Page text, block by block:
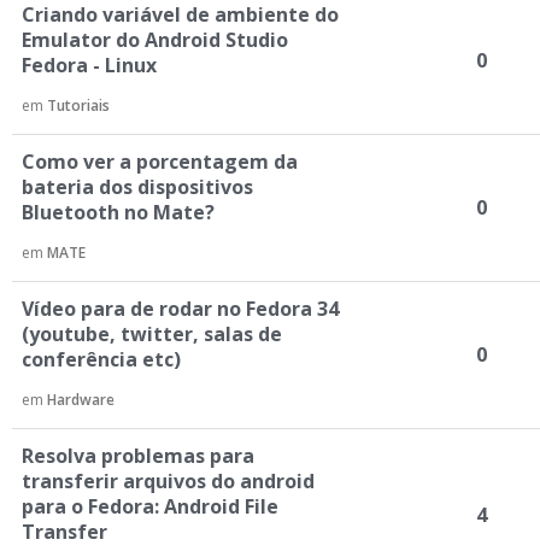
Criando variável de ambiente do
Emulator do Android Studio
Fedora - Linux
em Tutoriais
0
Como ver a porcentagem da
bateria dos dispositivos
Bluetooth no Mate?
em MATE
0
Vídeo para de rodar no Fedora 34
(youtube, twitter, salas de
conferência etc)
em Hardware
0
Resolva problemas para
transferir arquivos do android
para o Fedora: Android File
Transfer
4